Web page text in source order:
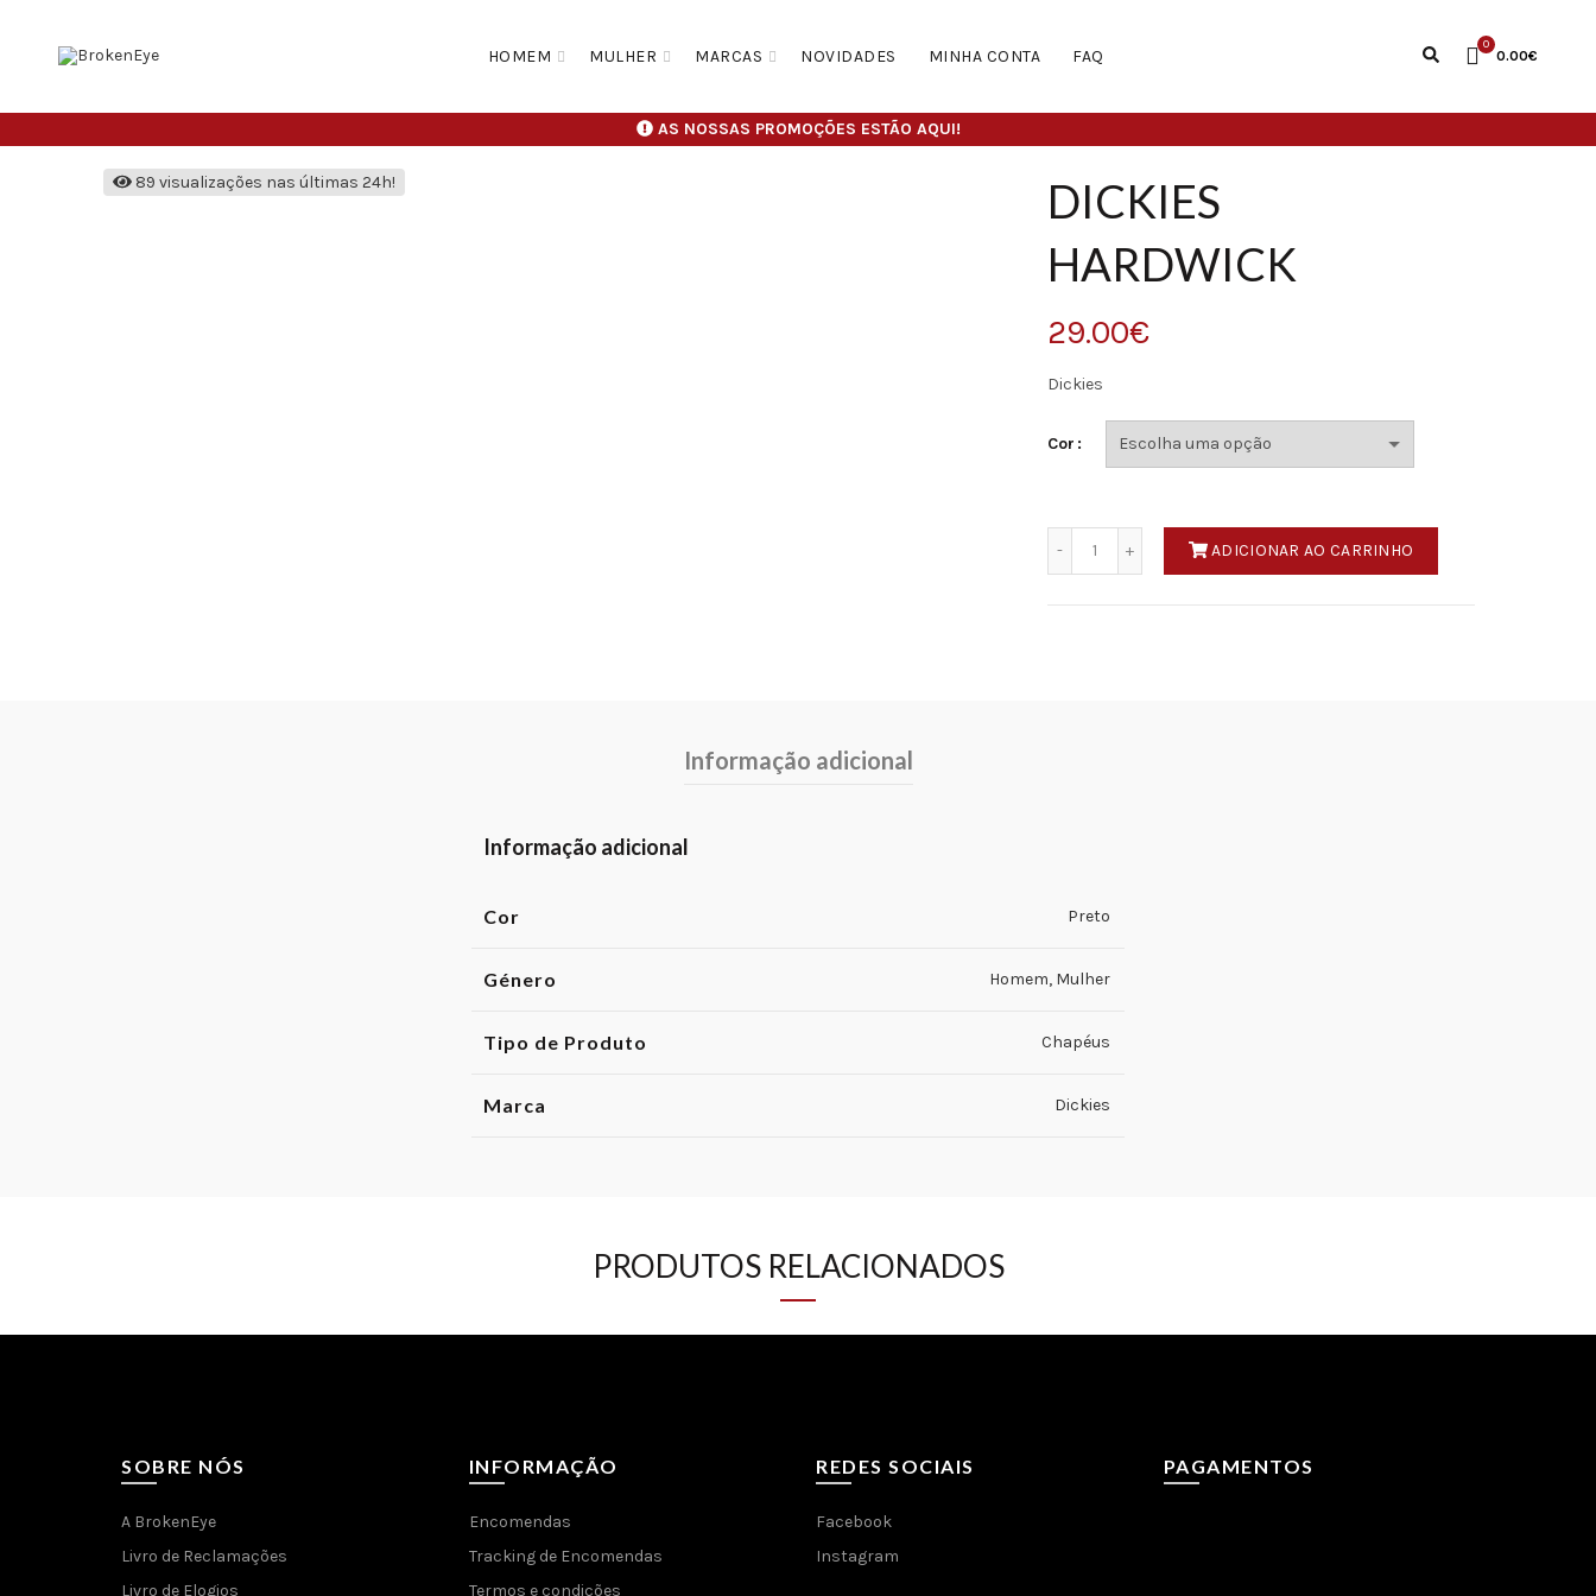
HOMEM MULHER MARCAS NOVIDADES MINHA CONTA FAQ
0
0.00€
AS NOSSAS PROMOÇÕES ESTÃO AQUI!
89 visualizações nas últimas 24h!
DICKIES
HARDWICK
29.00€
Dickies
Cor
Quantidade
ADICIONAR AO CARRINHO
Informação adicional
Informação adicional
Cor Preto
Género Homem, Mulher
Tipo de Produto Chapéus
Marca Dickies
PRODUTOS RELACIONADOS
SOBRE NÓS
A BrokenEye
Livro de Reclamações
Livro de Elogios
INFORMAÇÃO
Encomendas
Tracking de Encomendas
Termos e condições
REDES SOCIAIS
Facebook
Instagram
PAGAMENTOS